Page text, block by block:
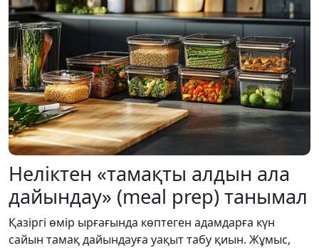
Неліктен «тамақты алдын ала
дайындау» (meal prep) танымал
Қазіргі өмір ырғағында көптеген адамдарға күн
сайын тамақ дайындауға уақыт табу қиын. Жұмыс,